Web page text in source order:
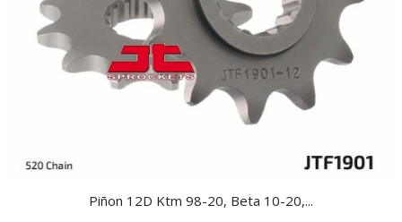
Piñon 12D Ktm 98-20, Beta 10-20,...